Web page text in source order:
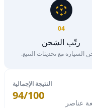
04
رتّب الشحن
السيارة مع تحديثات التتبع.
عناصر
النتيجة الإجمالية
94/100